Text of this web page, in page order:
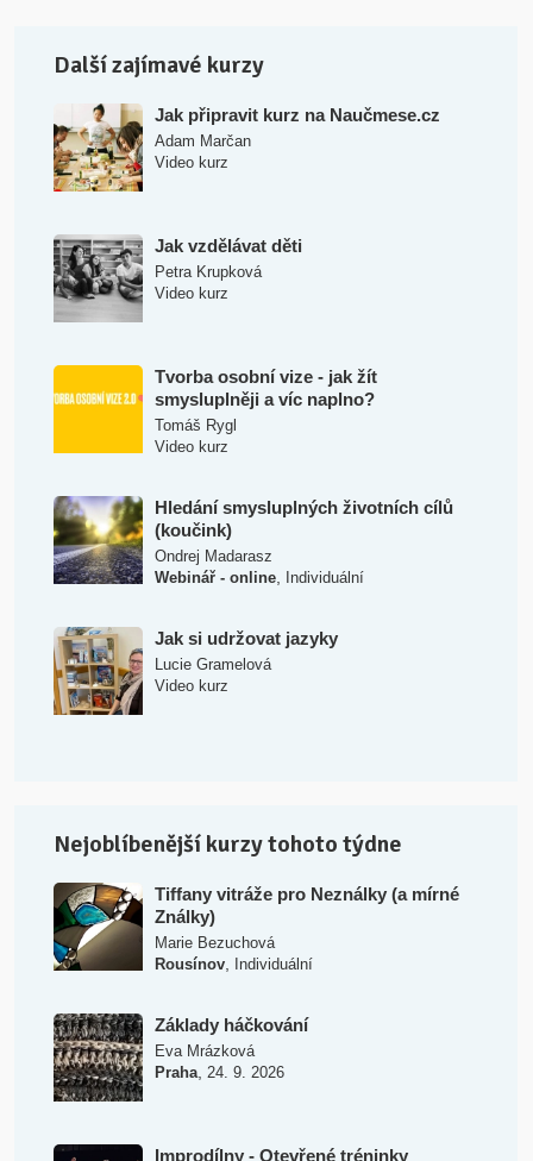
Další zajímavé kurzy
Jak připravit kurz na Naučmese.cz
Adam Marčan
Video kurz
Jak vzdělávat děti
Petra Krupková
Video kurz
Tvorba osobní vize - jak žít
smysluplněji a víc naplno?
Tomáš Rygl
Video kurz
Hledání smysluplných životních cílů
(koučink)
Ondrej Madarasz
Webinář - online, Individuální
Jak si udržovat jazyky
Lucie Gramelová
Video kurz
Nejoblíbenější kurzy tohoto týdne
Tiffany vitráže pro Neználky (a mírné
Ználky)
Marie Bezuchová
Rousínov, Individuální
Základy háčkování
Eva Mrázková
Praha, 24. 9. 2026
Improdílny - Otevřené tréninky